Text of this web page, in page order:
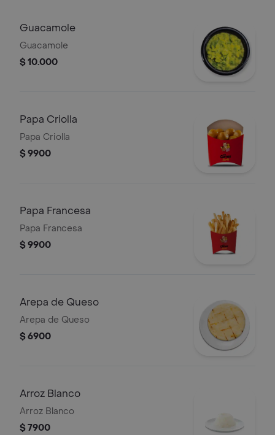
Guacamole
Guacamole
$ 10.000
Papa Criolla
Papa Criolla
$ 9900
Papa Francesa
Papa Francesa
$ 9900
Arepa de Queso
Arepa de Queso
$ 6900
Arroz Blanco
Arroz Blanco
$ 7900